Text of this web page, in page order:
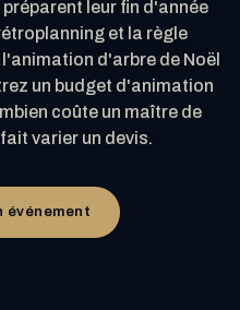
leur fin d'année
et la règle
d'arbre de Noël
un budget d'animation
coûte un maître de
varier un devis.
événement